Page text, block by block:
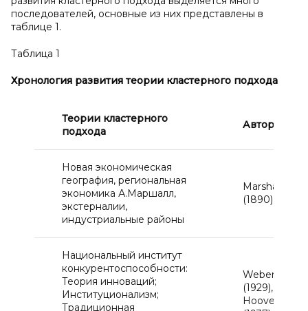
последователей, основные из них представлены в
таблице 1.
Таблица 1
Хронология развития теории кластерного подхода
Теории кластерного
подхода
Авторы
Новая экономическая
география, региональная
экономика А.Маршалл,
экстерналии,
индустриальные районы
Marshall
(1890)
Национальный институт
конкурентоспособности:
Теория инноваций;
Институционализм;
Традиционная
Weber
(1929),
Hoover